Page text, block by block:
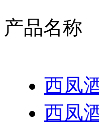
产品名称
西凤
西凤